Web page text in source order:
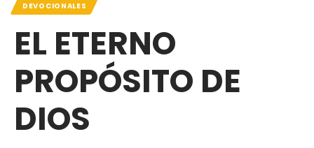
DEVOCIONALES
EL ETERNO
PROPÓSITO DE
DIOS